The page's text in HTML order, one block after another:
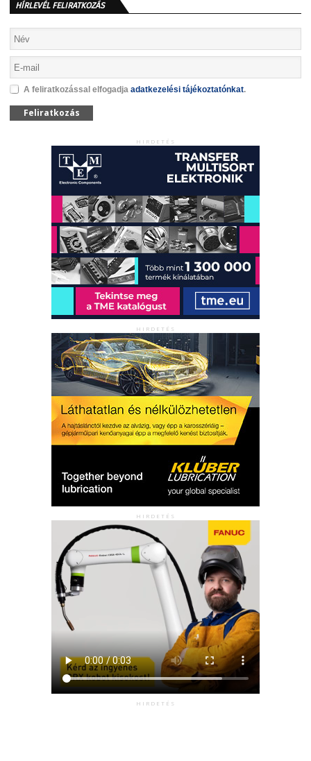
HÍRLEVÉL FELIRATKOZÁS
A feliratkozással elfogadja adatkezelési tájékoztatónkat.
Feliratkozás
HIRDETÉS
HIRDETÉS
HIRDETÉS
HIRDETÉS